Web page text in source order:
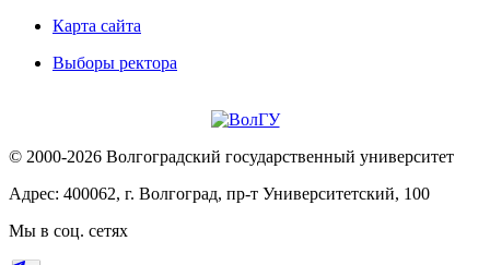
Карта сайта
Выборы ректора
© 2000-2026 Волгоградский государственный университет
Адрес: 400062, г. Волгоград, пр-т Университетский, 100
Мы в соц. сетях